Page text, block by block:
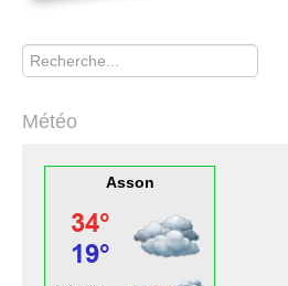
Rechercher
Météo
Asson